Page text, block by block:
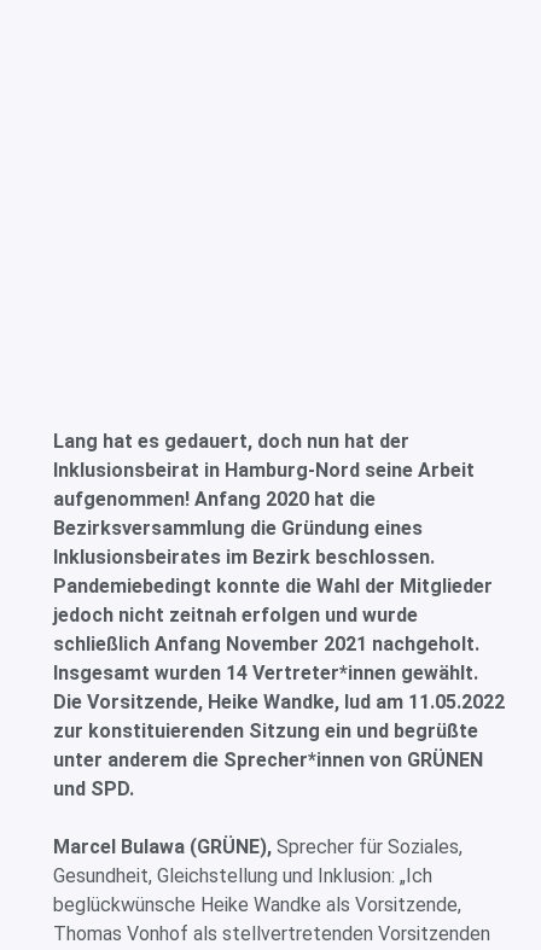
Lang hat es gedauert, doch nun hat der
Inklusionsbeirat in Hamburg-Nord seine Arbeit
aufgenommen! Anfang 2020 hat die
Bezirksversammlung die Gründung eines
Inklusionsbeirates im Bezirk beschlossen.
Pandemiebedingt konnte die Wahl der Mitglieder
jedoch nicht zeitnah erfolgen und wurde
schließlich Anfang November 2021 nachgeholt.
Insgesamt wurden 14 Vertreter*innen gewählt.
Die Vorsitzende, Heike Wandke, lud am 11.05.2022
zur konstituierenden Sitzung ein und begrüßte
unter anderem die Sprecher*innen von GRÜNEN
und SPD.
Marcel Bulawa (GRÜNE), Sprecher für Soziales,
Gesundheit, Gleichstellung und Inklusion: „Ich
beglückwünsche Heike Wandke als Vorsitzende,
Thomas Vonhof als stellvertretenden Vorsitzenden